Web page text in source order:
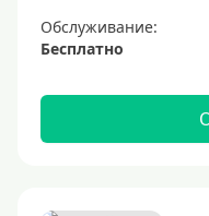
С 20 лет
С 23 лет
Обслуживание:
Бесплатно